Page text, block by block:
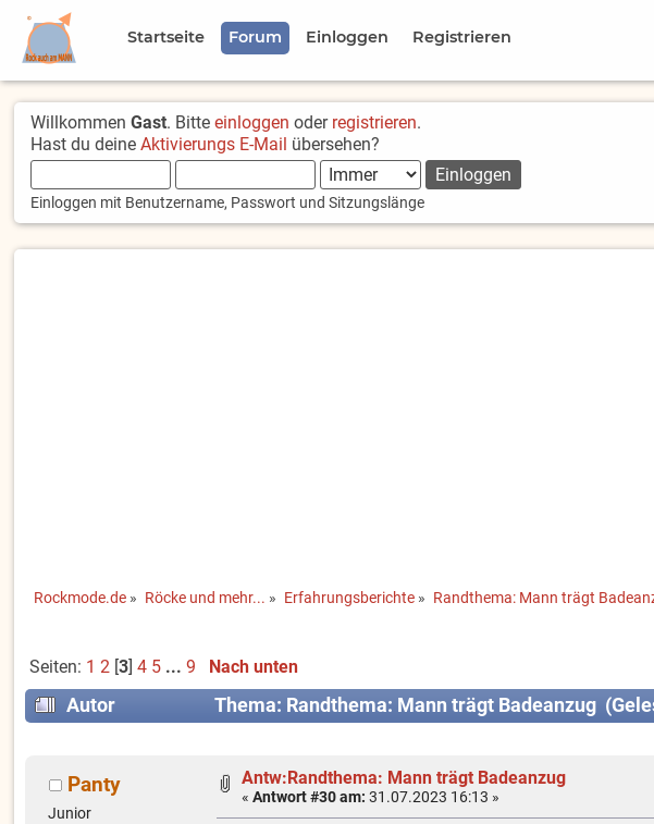
Startseite Forum Einloggen Registrieren
WillkommenGast. Bitteeinloggen oder registrieren.
Hast du deineAktivierungs E-Mail übersehen?
Einloggen mit Benutzername, Passwort und Sitzungslänge
Rockmode.de » Röcke und mehr... » Erfahrungsberichte » Randthema: Mann trägt
Seiten: 1 2[3] 4 5 ... 9 Nach unten
Autor Thema: Randthema: Mann trägt Badeanzug
Panty
Junior
Antw:Randthema: Mann trägt Badeanzug
«Antwort #30 am: 31.07.2023 16:13 »